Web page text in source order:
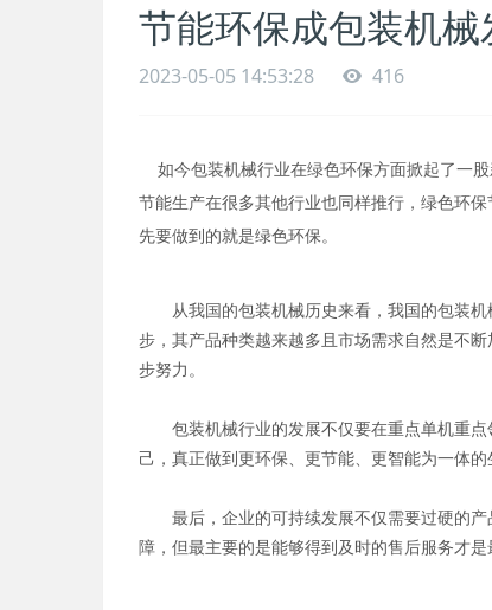
节能环保成包装机
2023-05-05 14:53:28 416
如今包装机械行业在绿色环保方面掀起了一
节能生产在很多其他行业也同样推行，绿色环
先要做到的就是绿色环保。
从我国的包装机械历史来看，我国的包装
步，其产品种类越来越多且市场需求自然是不
步努力。
包装机械行业的发展不仅要在重点单机重
己，真正做到更环保、更节能、更智能为一体
最后，企业的可持续发展不仅需要过硬的
障，但最主要的是能够得到及时的售后服务才是